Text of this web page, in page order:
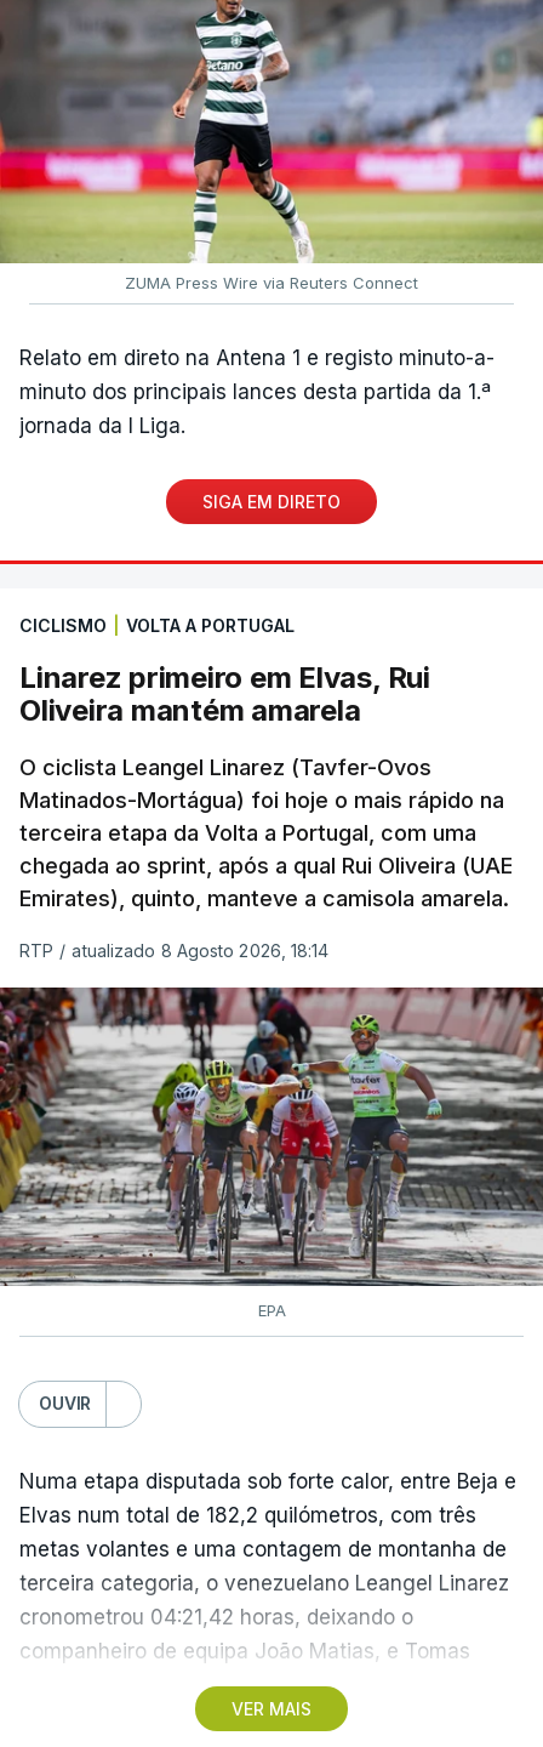
ZUMA Press Wire via Reuters Connect
Relato em direto na Antena 1 e registo minuto-a-
minuto dos principais lances desta partida da 1.ª
jornada da I Liga.
SIGA EM DIRETO
CICLISMO VOLTA A PORTUGAL
Linarez primeiro em Elvas, Rui
Oliveira mantém amarela
O ciclista Leangel Linarez (Tavfer-Ovos
Matinados-Mortágua) foi hoje o mais rápido na
terceira etapa da Volta a Portugal, com uma
chegada ao sprint, após a qual Rui Oliveira (UAE
Emirates), quinto, manteve a camisola amarela.
RTP / atualizado 8 Agosto 2026, 18:14
EPA
OUVIR
VER MAIS
Numa etapa disputada sob forte calor, entre Beja e
Elvas num total de 182,2 quilómetros, com três
metas volantes e uma contagem de montanha de
terceira categoria, o venezuelano Leangel Linarez
cronometrou 04:21,42 horas, deixando o
companheiro de equipa João Matias, e Tomas
Contte, da Aviludo-Louletano-Loulé, nas segunda e
terceira posições, respetivamente.